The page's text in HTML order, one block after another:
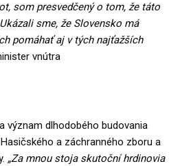
som presvedčený o tom, že táto
sme, že Slovensko má
pomáhať aj v tých najťažších
vnútra
význam dlhodobého budovania
a záchranného zboru a
„Za mnou stoja skutoční hrdinovia